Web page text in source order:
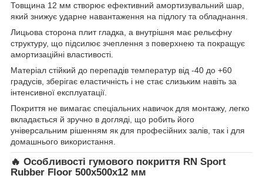
Товщина 12 мм створює ефективний амортизувальний шар,
який знижує ударне навантаження на підлогу та обладнання.
Лицьова сторона плит гладка, а внутрішня має рельєфну
структуру, що підсилює зчеплення з поверхнею та покращує
амортизаційні властивості.
Матеріал стійкий до перепадів температур від -40 до +60
градусів, зберігає еластичність і не стає слизьким навіть за
інтенсивної експлуатації.
Покриття не вимагає спеціальних навичок для монтажу, легко
вкладається й зручно в догляді, що робить його
універсальним рішенням як для професійних залів, так і для
домашнього використання.
🔥 Особливості гумового покриття RN Sport
Rubber Floor 500x500x12 мм